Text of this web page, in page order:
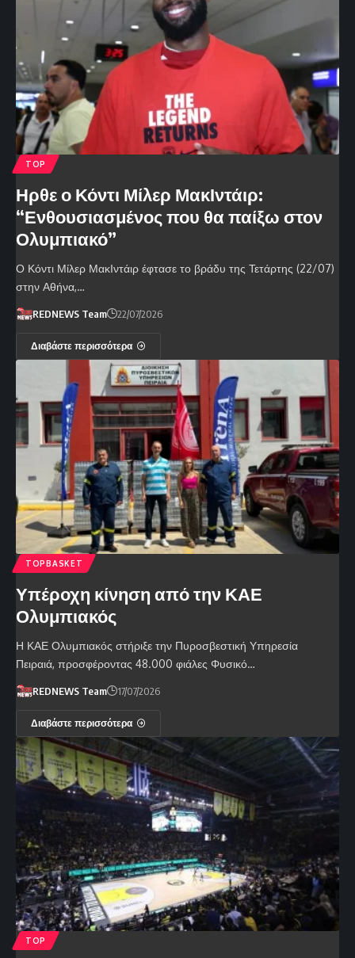
TOP
Ηρθε ο Κόντι Μίλερ ΜακΙντάιρ:
“Ενθουσιασμένος που θα παίξω στον
Ολυμπιακό”
Ο Κόντι Μίλερ ΜακΙντάιρ έφτασε το βράδυ της Τετάρτης (22/07)
στην Αθήνα,…
REDNEWS Team 22/07/2026
Διαβάστε περισσότερα
TOPBASKET
Υπέροχη κίνηση από την ΚΑΕ
Ολυμπιακός
Η ΚΑΕ Ολυμπιακός στήριξε την Πυροσβεστική Υπηρεσία
Πειραιά, προσφέροντας 48.000 φιάλες Φυσικό…
REDNEWS Team 17/07/2026
Διαβάστε περισσότερα
TOP